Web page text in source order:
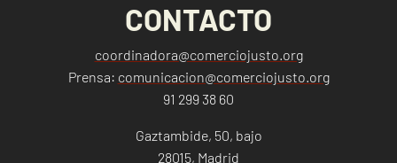
CONTACTO
coordinadora@comerciojusto.org
Prensa: comunicacion@comerciojusto.org
91 299 38 60
Gaztambide, 50, bajo
28015, Madrid